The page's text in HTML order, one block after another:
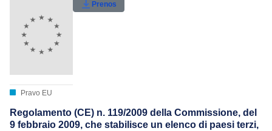
Pravo EU
Prenos
Regolamento (CE) n. 119/2009 della Commissione, del
9 febbraio 2009, che stabilisce un elenco di paesi terzi,